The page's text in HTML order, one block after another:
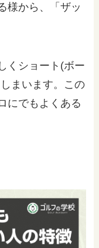
様から、「ザッ
くショート(ボー
まいます。この
にでもよくある